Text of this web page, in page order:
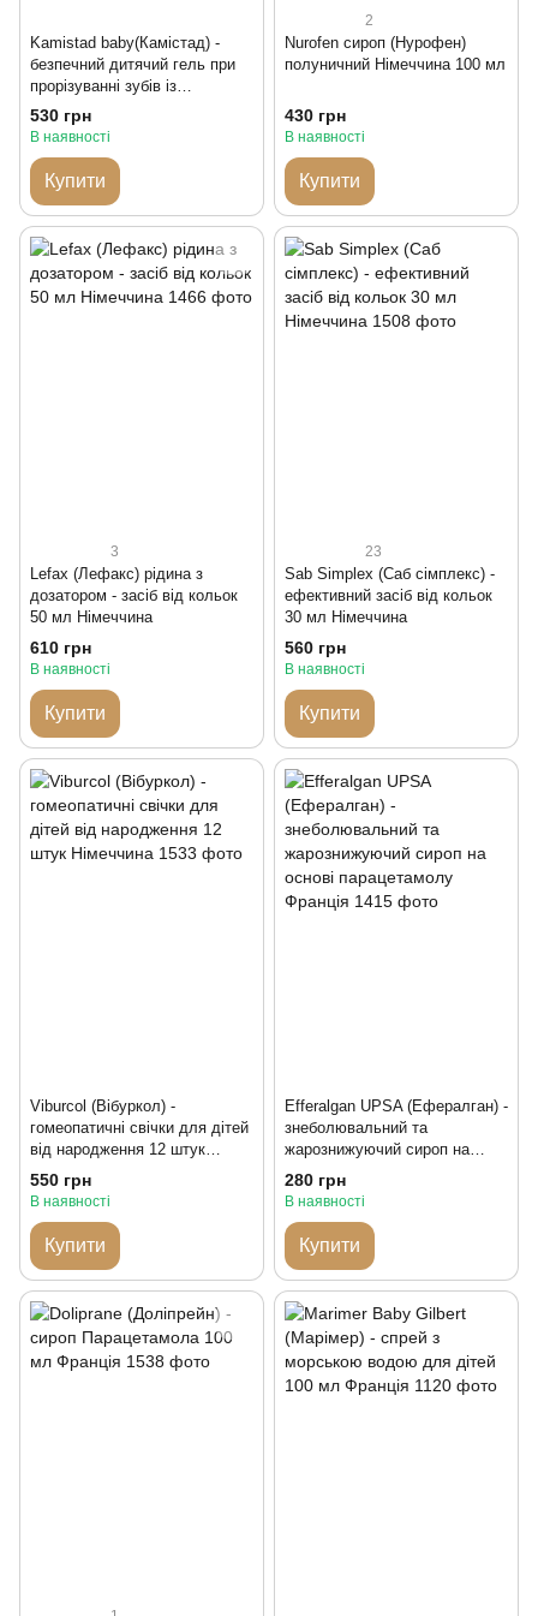
Kamistad baby(Камістад) -
безпечний дитячий гель при
прорізуванні зубів із
Німеччини
530 грн
В наявності
Купити
2
Nurofen сироп (Нурофен)
полуничний Німеччина 100 мл
430 грн
В наявності
Купити
3
Lefax (Лефакс) рідина з
дозатором - засіб від кольок
50 мл Німеччина
610 грн
В наявності
Купити
23
Sab Simplex (Саб сімплекс) -
ефективний засіб від кольок
30 мл Німеччина
560 грн
В наявності
Купити
Viburcol (Вібуркол) -
гомеопатичні свічки для дітей
від народження 12 штук
Німеччина
550 грн
В наявності
Купити
Efferalgan UPSA (Ефералган) -
знеболювальний та
жарознижуючий сироп на
основі парацетамолу Франція
280 грн
В наявності
Купити